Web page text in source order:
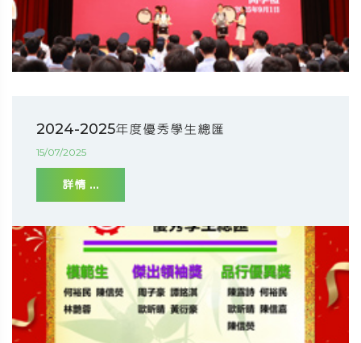
2024-2025年度優秀學生總匯
15/07/2025
詳情 ...